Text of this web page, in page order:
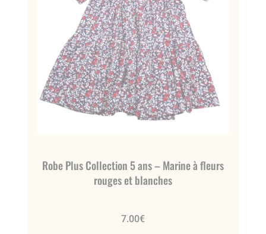
Robe Plus Collection 5 ans – Marine à fleurs
rouges et blanches
7.00€